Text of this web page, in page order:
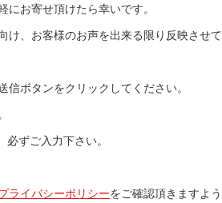
お寄せ頂けたら幸いです。
、お客様のお声を出来る限り反映させ
ボタンをクリックしてください。
ずご入力下さい。
ライバシーポリシーをご確認頂きますよ